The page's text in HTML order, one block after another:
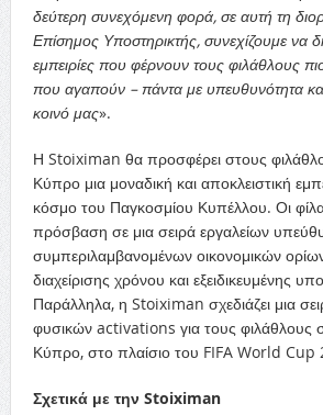
δεύτερη συνεχόμενη φορά, σε αυτή τη
Επίσημος Υποστηρικτής, συνεχίζουμε να
εμπειρίες που φέρνουν τους φιλάθλους
που αγαπούν – πάντα με υπευθυνότητα
κοινό μας».
Η Stoiximan θα προσφέρει στους
Κύπρο μια μοναδική και αποκλειστική
κόσμο του Παγκοσμίου Κυπέλλου. Οι
πρόσβαση σε μια σειρά εργαλείων
συμπεριλαμβανομένων οικονομικών
διαχείρισης χρόνου και εξειδικευμένης
Παράλληλα, η Stoiximan σχεδιάζει μια
φυσικών activations για τους φιλάθλους
Κύπρο, στο πλαίσιο του FIFA World
Σχετικά με την Stoiximan